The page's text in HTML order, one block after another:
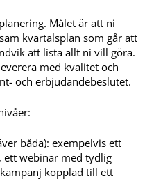
Målet är att ni
kvartalsplan som går att
att lista allt ni vill göra.
med kvalitet och
och erbjudandebeslutet.
båda): exempelvis ett
ett webinar med tydlig
kopplad till ett